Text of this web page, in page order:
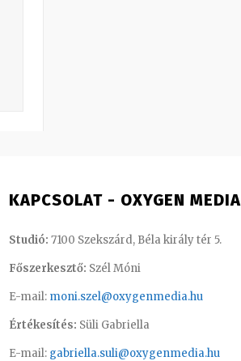
KAPCSOLAT - OXYGEN MEDIA
Studió: 7100 Szekszárd, Béla király tér 5.
Főszerkesztő: Szél Móni
E-mail: moni.szel@oxygenmedia.hu
Értékesítés: Süli Gabriella
E-mail: gabriella.suli@oxygenmedia.hu